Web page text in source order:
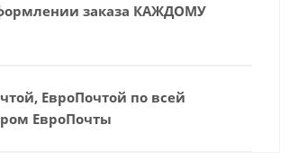
заказа КАЖДОМУ
ЕвроПочтой по всей
ЕвроПочты